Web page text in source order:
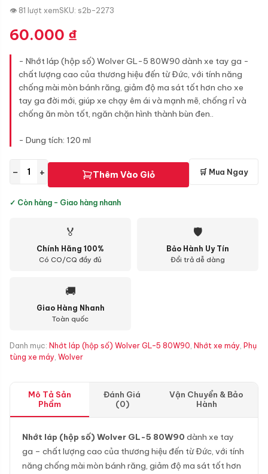
👁 81 lượt xemSKU: s2b-2273
60.000 ₫
- Nhớt láp (hộp số) Wolver GL-5 80W90 dành xe tay ga -
chất lượng cao của thương hiệu đến từ Đức, với tính năng
chống mài mòn bánh răng, giảm độ ma sát tốt hơn cho xe
tay ga đời mới, giúp xe chạy êm ái và mạnh mẽ, chống rỉ và
chống ăn mòn tốt, ngăn chặn hình thành bùn đen..
- Dung tích: 120 ml
− + Thêm Vào Giỏ 🛒 Mua Ngay
✓ Còn hàng - Giao hàng nhanh
🏅
Chính Hãng 100%
Có CO/CQ đầy đủ
🛡
Bảo Hành Uy Tín
Đổi trả dễ dàng
🚚
Giao Hàng Nhanh
Toàn quốc
Danh mục: Nhớt láp (hộp số) Wolver GL-5 80W90, Nhớt xe máy, Phụ
tùng xe máy, Wolver
Mô Tả Sản
Phẩm
Đánh Giá
(0)
Vận Chuyển & Bảo
Hành
Nhớt láp (hộp số) Wolver GL-5 80W90 dành xe tay
ga – chất lượng cao của thương hiệu đến từ Đức, với tính
năng chống mài mòn bánh răng, giảm độ ma sát tốt hơn